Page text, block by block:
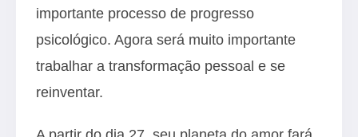
importante processo de progresso
psicológico. Agora será muito importante
trabalhar a transformação pessoal e se
reinventar.